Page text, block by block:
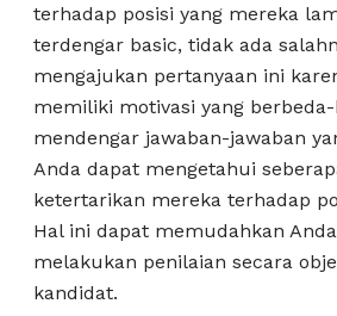
terhadap posisi yang mereka
terdengar basic, tidak ada
mengajukan pertanyaan ini
memiliki motivasi yang berbeda-
mendengar jawaban-jawaban
Anda dapat mengetahui
ketertarikan mereka terhadap
Hal ini dapat memudahkan
melakukan penilaian secara
kandidat.